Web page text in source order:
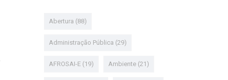
Abertura (88)
Administração Pública (29)
AFROSAI-E(19) Ambiente(21)